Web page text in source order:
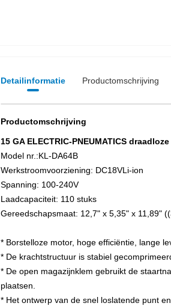
Detailinformatie Productomschrijving
Productomschrijving
15 GA ELECTRIC-PNEUMATICS
Model nr.:KL-DA64B
Werkstroomvoorziening: DC18VLi-ion
Spanning: 100-240V
Laadcapaciteit: 110 stuks
Gereedschapsmaat: 12,7" x 5,35" x 11,89"
* Borstelloze motor, hoge efficiëntie, lange
* De krachtstructuur is stabiel
* De open magazijnklem gebruikt de
plaatsen.
* Het ontwerp van de snel loslatende punt